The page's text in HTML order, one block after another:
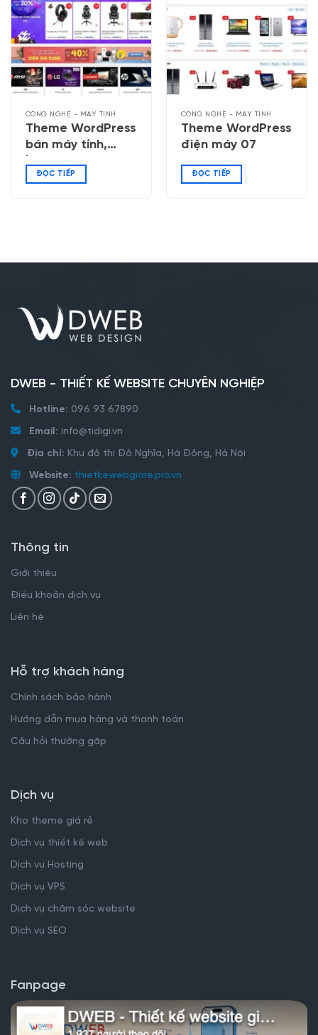
CÔNG NGHỆ - MÁY TÍNH
Theme WordPress
bán máy tính,
laptop 03
ĐỌC TIẾP
CÔNG NGHỆ - MÁY TÍNH
Theme WordPress
điện máy 07
ĐỌC TIẾP
DWEB - THIẾT KẾ WEBSITE CHUYÊN NGHIỆP
Hotline: 096 93 67890
Email: info@tidigi.vn
Địa chỉ: Khu đô thị Đô Nghĩa, Hà Đông, Hà Nội
Website: thietkewebgiare.pro.vn
Thông tin
Giới thiệu
Điều khoản dịch vụ
Liên hệ
Hỗ trợ khách hàng
Chính sách bảo hành
Hướng dẫn mua hàng và thanh toán
Câu hỏi thường gặp
Dịch vụ
Kho theme giá rẻ
Dịch vụ thiết kế web
Dịch vụ Hosting
Dịch vụ VPS
Dịch vụ chăm sóc website
Dịch vụ SEO
Fanpage